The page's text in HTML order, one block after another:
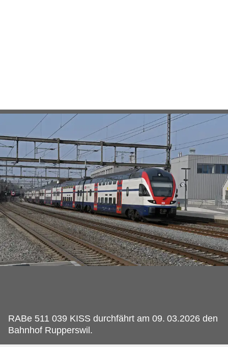
RABe 511 039 KISS durchfährt am 09. 03.2026 den
Bahnhof Rupperswil.